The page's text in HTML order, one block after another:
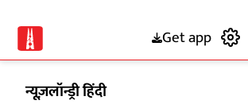
Get app
न्यूज़लॉन्ड्री हिंदी